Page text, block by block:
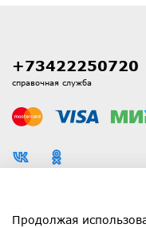
Каталог
+73422250720
справочная служба
Продолжая